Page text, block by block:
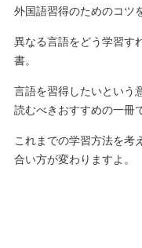
外国語習得のためのコツ
異なる言語をどう学習す
書。
言語を習得したいという
読むべきおすすめの一冊
これまでの学習方法を考
合い方が変わりますよ。